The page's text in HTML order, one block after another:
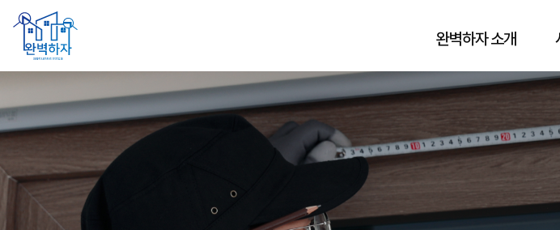
완벽하자 소개